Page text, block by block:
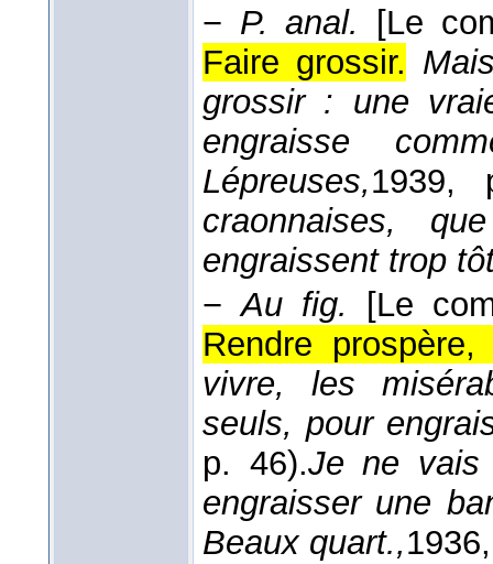
− P. anal.
[Le
Faire grossir.
grossir : une
engraisse
Lépreuses,1939,
craonnaises,
engraissent trop
−Au fig.
[Le
Rendre prospère,
vivre, les
seuls, pour
p. 46).Je ne vais
engraisser une
Beaux quart.,1936